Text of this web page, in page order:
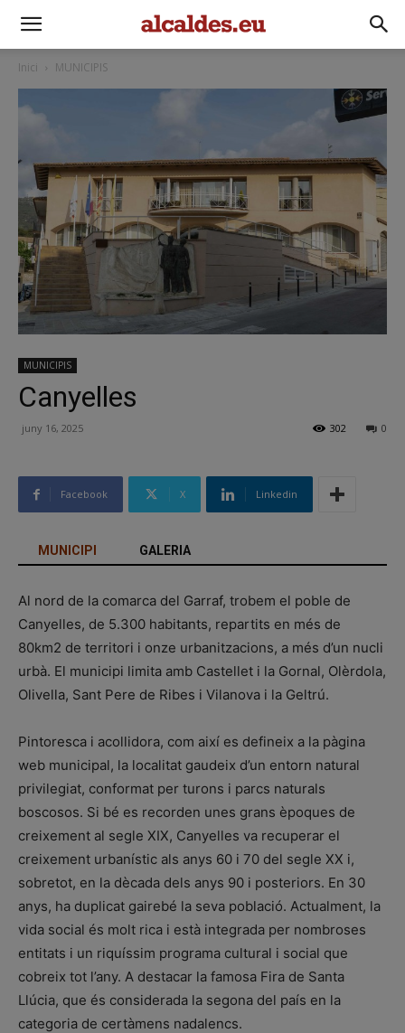
Inici MUNICIPIS
MUNICIPIS
Canyelles
juny 16, 2025 0
302
Facebook X Linkedin
MUNICIPI GALERIA
Al nord de la comarca del Garraf, trobem el poble de
Canyelles, de 5.300 habitants, repartits en més de
80km2 de territori i onze urbanitzacions, a més d’un nucli
urbà. El municipi limita amb Castellet i la Gornal, Olèrdola,
Olivella, Sant Pere de Ribes i Vilanova i la Geltrú.
Pintoresca i acollidora, com així es defineix a la pàgina
web municipal, la localitat gaudeix d’un entorn natural
privilegiat, conformat per turons i parcs naturals
boscosos. Si bé es recorden unes grans èpoques de
creixement al segle XIX, Canyelles va recuperar el
creixement urbanístic als anys 60 i 70 del segle XX i,
sobretot, en la dècada dels anys 90 i posteriors. En 30
anys, ha duplicat gairebé la seva població. Actualment, la
vida social és molt rica i està integrada per nombroses
entitats i un riquíssim programa cultural i social que
cobreix tot l’any. A destacar la famosa Fira de Santa
Llúcia, que és considerada la segona del país en la
categoria de certàmens nadalencs.